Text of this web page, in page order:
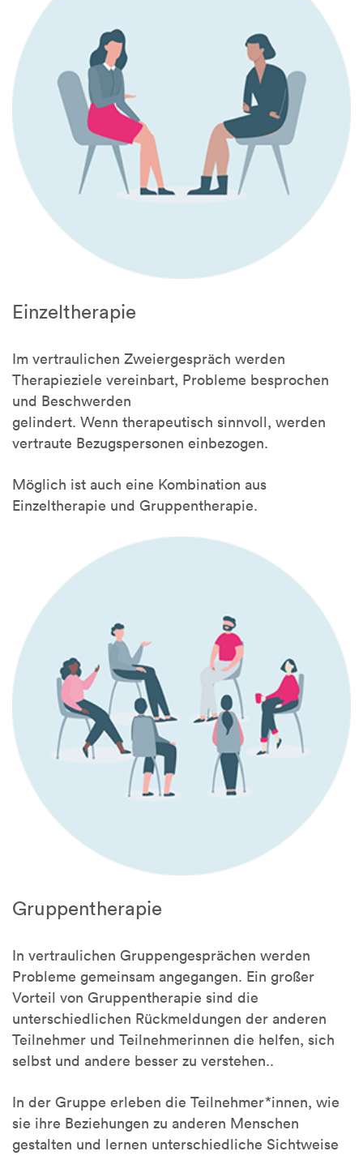
Einzeltherapie
Im vertraulichen Zweiergespräch werden
Therapieziele vereinbart, Probleme besprochen
und Beschwerden
gelindert. Wenn therapeutisch sinnvoll, werden
vertraute Bezugspersonen einbezogen.
Möglich ist auch eine Kombination aus
Einzeltherapie und Gruppentherapie.
Gruppentherapie
In vertraulichen Gruppengesprächen werden
Probleme gemeinsam angegangen. Ein großer
Vorteil von Gruppentherapie sind die
unterschiedlichen Rückmeldungen der anderen
Teilnehmer und Teilnehmerinnen die helfen, sich
selbst und andere besser zu verstehen..
In der Gruppe erleben die Teilnehmer*innen, wie
sie ihre Beziehungen zu anderen Menschen
gestalten und lernen unterschiedliche Sichtweise